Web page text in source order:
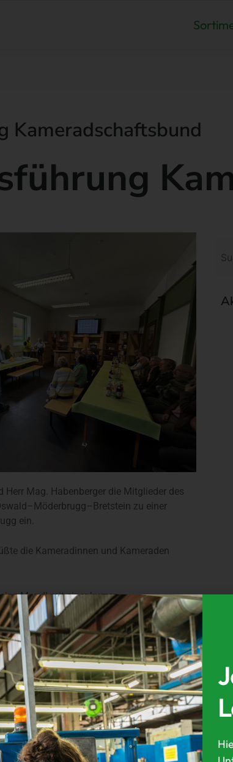
Kameradschaftsbund
Herr Mag. Habenberger die Mitglieder des
zu einer
ein.
die Kameradinnen und Kameraden
Mandl mit einer kurzen
Betriebsführung.
aufgeteilt und jeweils einzeln von Herrn
durch das Werk geführt. Begleitet wurden
Speis und Trank ein und offen Fragen